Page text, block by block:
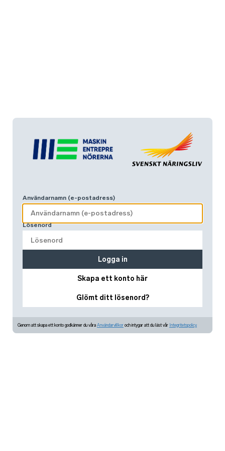
Användarnamn (e-postadress)
Lösenord
Skapa ett konto här
Glömt ditt lösenord?
Logga in
Genom att skapa ett konto godkänner du våra Användarvillkor och intygar att du läst vår Integritetspolicy.